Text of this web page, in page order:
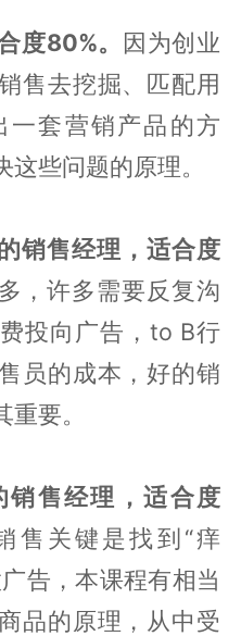
度80%。 因为创业
售去挖掘、匹配用
一套营销产品的方
些问题的原理。
销售经理，适合度
，许多需要反复沟
投向广告，to B行
员的成本，好的销
要。
售经理，适合度
售关键是找到“痒
告，本课程有相当
品的原理，从中受